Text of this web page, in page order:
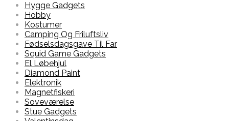
Hygge Gadgets
Hobby
Kostumer
Camping Og Friluftsliv
Fødselsdagsgave Til Far
Squid Game Gadgets
El Løbehjul
Diamond Paint
Elektronik
Magnetfiskeri
Soveværelse
Stue Gadgets